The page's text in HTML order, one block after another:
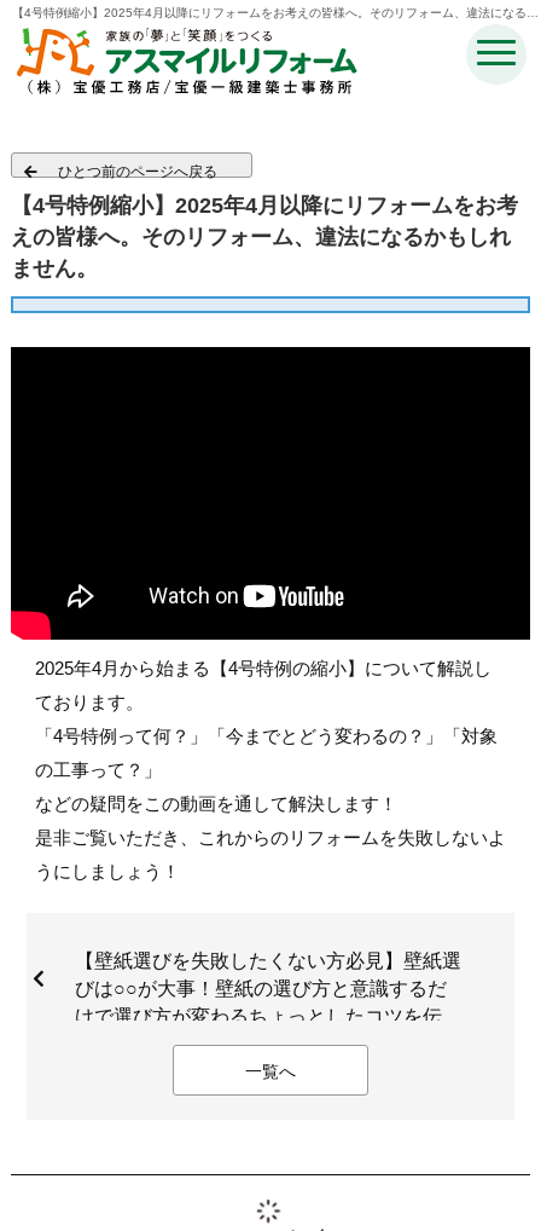
【4号特例縮小】2025年4月以降にリフォームをお考えの皆様へ。そのリフォーム、違法になるか
もしれません。 |木津川市・奈良市・生駒市・精華町・井手町のリフォームのことなら宝優工務店
アスマイルリフォーム
ひとつ前のページへ戻る
【4号特例縮小】2025年4月以降にリフォームをお考
えの皆様へ。そのリフォーム、違法になるかもしれ
ません。
2025年4月から始まる【4号特例の縮小】について解説し
ております。
「4号特例って何？」「今までとどう変わるの？」「対象
の工事って？」
などの疑問をこの動画を通して解決します！
是非ご覧いただき、これからのリフォームを失敗しないよ
うにしましょう！
【壁紙選びを失敗したくない方必見】壁紙選
びは○○が大事！壁紙の選び方と意識するだ
けで選び方が変わるちょっとしたコツを伝
一覧へ